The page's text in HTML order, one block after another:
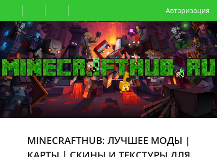
Авторизация
MINECRAFTHUB: ЛУЧШЕЕ МОДЫ |